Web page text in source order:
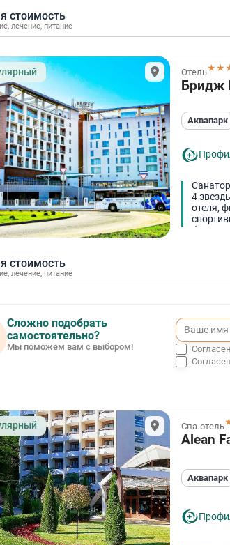
стоимость
, лечение, питание
Отель
Бридж
Аквапарк
4
отеля,
баров и
стоимость
, лечение, питание
Сложно подобрать
самостоятельно?
Мы поможем вам с выбором!
Спа-отель
Alean
Аквапарк